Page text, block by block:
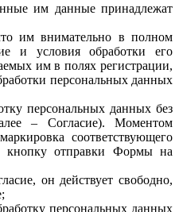
им данные принадлежат
им внимательно в полном
и условия обработки его
им в полях регистрации,
персональных данных
персональных данных без
– Согласие). Моментом
соответствующего
отправки Формы на
он действует свободно,
персональных данных